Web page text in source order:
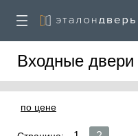
Входные
по цене